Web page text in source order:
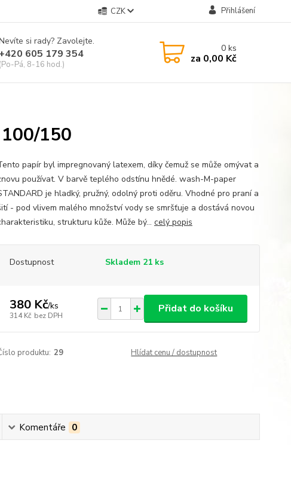
CZK Přihlášení
si rady? Zavolejte.
+420 605 179 354
(Po-Pá, 8-16 hod.)
0ks
za 0,00 Kč
150
papír byl impregnovaný latexem, díky čemuž se může omývat a
používat. V barvě teplého odstínu hnědé. wash-M-paper
je hladký, pružný, odolný proti oděru. Vhodné pro praní a
- pod vlivem malého množství vody se smršťuje a dostává novou
strukturu kůže. Může bý... celý popis
Dostupnost Skladem 21 ks
380 Kč/ks
314 Kč bez DPH
Přidat do košíku
produktu: 29 Hlídat cenu / dostupnost
Komentáře 0